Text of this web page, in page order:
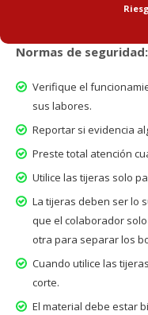
Normas de seguridad:
Verifique el
sus labores.
Reportar si evidencia
Preste total atención
Utilice las tijeras solo
La tijeras deben ser lo
que el colaborador
otra para separar los
Cuando utilice las
corte.
El material debe estar